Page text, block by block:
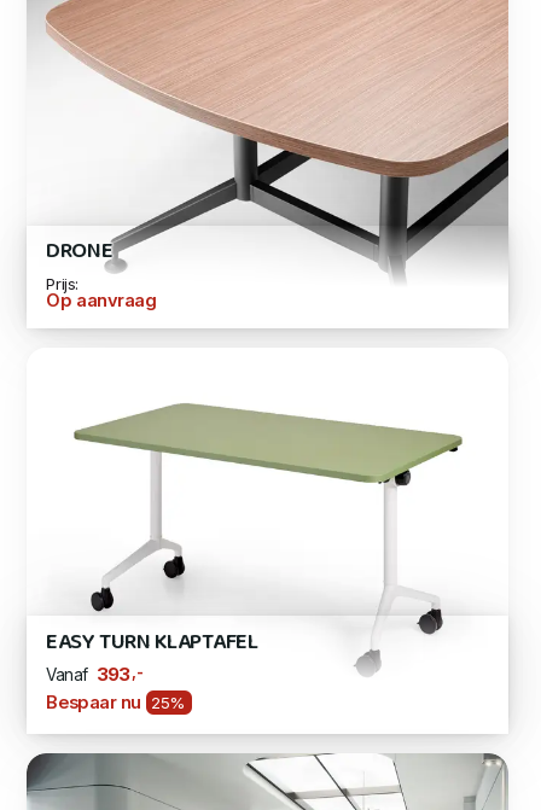
DRONE
Prijs:
Op aanvraag
EASY TURN KLAPTAFEL
Vanaf 393,-
Bespaar nu 25%